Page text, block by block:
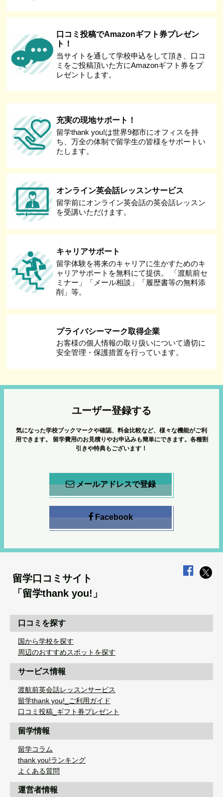
口コミ投稿でAmazonギフト券プレゼン
ト！
当サイトを通して学校申込をして頂き、口コ
ミをご投稿頂いた方にAmazonギフト券をプ
レゼントします。
充実の現地サポート！
留学thank you!は世界9都市にオフィスを持
ち、万全の体制で留学生の皆様をサポートい
たします。
オンライン英会話レッスンサービス
留学前にオンライン英会話の英会話レッスン
を受講いただけます。
キャリアサポート
留学体験を将来のキャリアに生かすためのキ
ャリアサポートを無料にて提供。 「渡航前セ
ミナー」「メール相談」「履歴書等の無料添
削」等。
プライバシーマーク取得企業
お客様の個人情報の取り扱いについて適切に
安全管理・保護措置を行っています。
ユーザー登録する
気になった学校ブックマークや確認、料金比較など、様々な機能がご利
用できます。
留学費用のお見積りやお申込みも簡単にできます。各種割
引きや特典もございます！
メールアドレスで登録
Facebook
留学口コミサイト
「留学thank you!」
口コミを探す
国から学校を探す
周辺のおすすめスポットを探す
サービス情報
渡航前英会話レッスンサービス
留学thank you!_ご利用ガイド
口コミ投稿_ギフト券プレゼント
留学情報
留学コラム
thank you!ランキング
よくある質問
運営者情報